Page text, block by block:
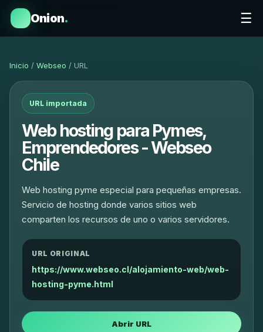
Onion. ☰
Inicio / Webseo / URL
URL importada
Web hosting para Pymes,
Emprendedores - Webseo
Chile
Web hosting pyme especial para pequeñas empresas.
Servicio de hosting donde varios sitios web
comparten los recursos de uno o varios servidores.
URL ORIGINAL
https://www.webseo.cl/alojamiento-web/web-
hosting-pyme.html
Abrir URL